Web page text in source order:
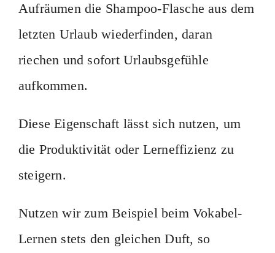
Aufräumen die Shampoo-Flasche aus dem
letzten Urlaub wiederfinden, daran
riechen und sofort Urlaubsgefühle
aufkommen.
Diese Eigenschaft lässt sich nutzen, um
die Produktivität oder Lerneffizienz zu
steigern.
Nutzen wir zum Beispiel beim Vokabel-
Lernen stets den gleichen Duft, so